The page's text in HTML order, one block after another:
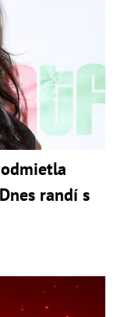
randí s